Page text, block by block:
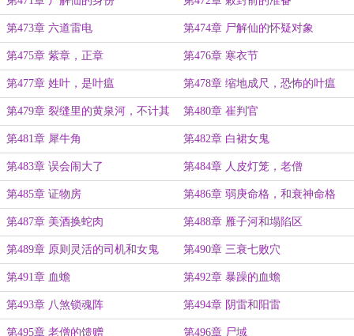
第473章 六道雷电 第474章 尸解仙的怀疑对象
第475章 紫章，正章 第476章 寒衣节
第477章 姓叶，是叶瘟 第478章 缩地成尺，恐怖的叶瘟
第479章 裂缝里的黄泉河，不计其
数的老鬼
第480章 崔判官
第481章 犀牛角 第482章 白裙女鬼
第483章 误会闹大了 第484章 人皮灯笼，老僧
第485章 证物房 第486章 弱庚命格，和衰神命格
第487章 美酒换蛇肉 第488章 雁子河和塌陷区
第489章 原则灵活的司机和女鬼 第490章 三衰七败穴
第491章 血蟾 第492章 暴躁的血蟾
第493章 八煞锁魂阵 第494章 阴雷和阳雷
第495章 老僧的馈赠 第496章 尸域